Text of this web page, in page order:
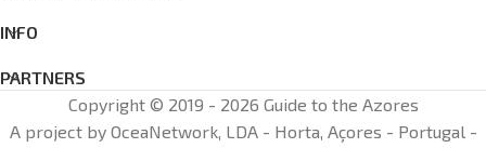
Capitaes Generais (ingresso
facoltativo), che fu
fondamentale per
INFO
PARTNERS
Copyright © 2019 - 2026 Guide to the Azores
A project by OceaNetwork, LDA - Horta, Açores - Portugal -